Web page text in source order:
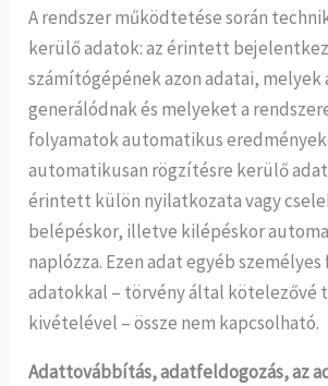
A rendszer működtetése során
kerülő adatok: az érintett
számítógépének azon adatai, melyek
generálódnak és melyeket a
folyamatok automatikus
automatikusan rögzítésre kerülő
érintett külön nyilatkozata vagy
belépéskor, illetve kilépéskor
naplózza. Ezen adat egyéb
adatokkal – törvény által kötelezővé
kivételével – össze nem kapcsolható.
Adattovábbítás, adatfeldogozás, az